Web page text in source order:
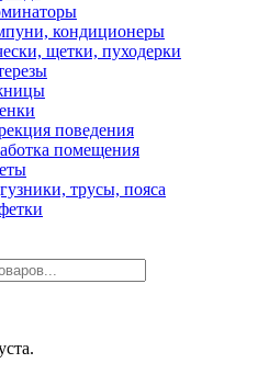
кондиционеры
щетки, пуходерки
поведения
помещения
трусы, пояса